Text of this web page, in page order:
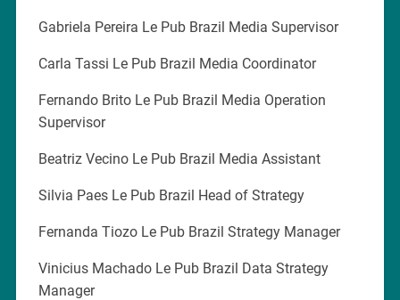
Gabriela Pereira Le Pub Brazil Media Supervisor
Carla Tassi Le Pub Brazil Media Coordinator
Fernando Brito Le Pub Brazil Media Operation
Supervisor
Beatriz Vecino Le Pub Brazil Media Assistant
Silvia Paes Le Pub Brazil Head of Strategy
Fernanda Tiozo Le Pub Brazil Strategy Manager
Vinicius Machado Le Pub Brazil Data Strategy
Manager